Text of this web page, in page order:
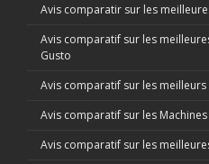
Avis comparatir sur les
Avis comparatif sur les
Gusto
Avis comparatif sur les
Avis comparatif sur les
Avis comparatif sur les